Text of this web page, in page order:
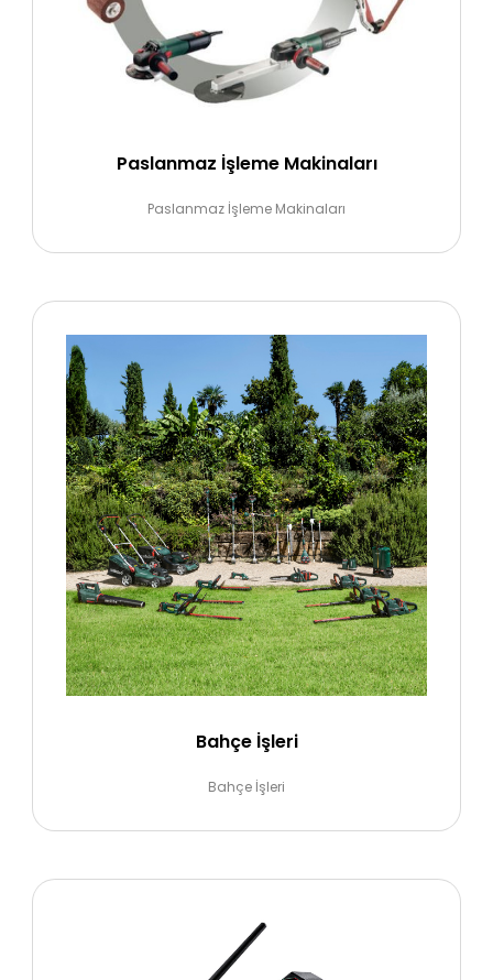
Paslanmaz İşleme Makinaları
Paslanmaz İşleme Makinaları
Bahçe İşleri
Bahçe İşleri